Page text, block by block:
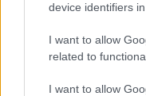
device identifiers in
I want to allow
related to
I want to allow
Bozótharc
Spontán